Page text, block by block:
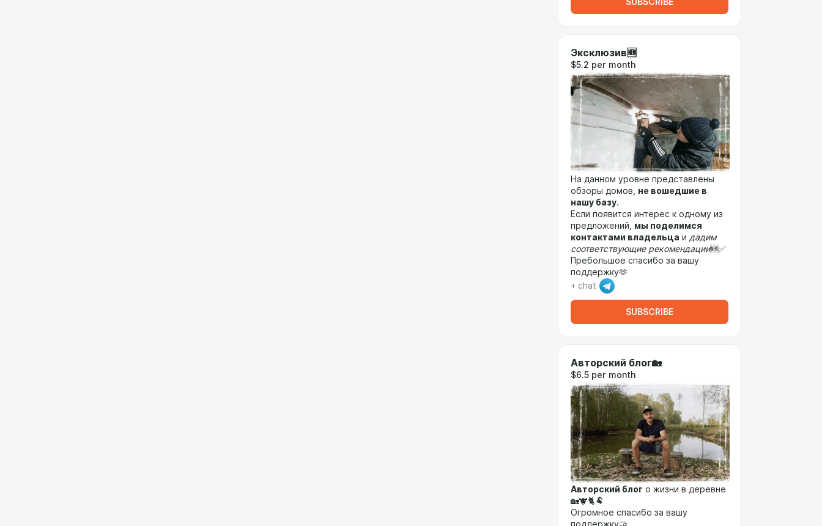
Эксклюзив🆕
$5.2 per month
На данном уровне представлены
обзоры домов, не вошедшие в
нашу базу.
Если появится интерес к одному из
предложений, мы поделимся
контактами владельца и дадим
соответствующие рекомендации🆕✅
Пребольшое спасибо за вашу
поддержку🫶
+ chat
SUBSCRIBE
Авторский блог🏡
$6.5 per month
Авторский блог о жизни в деревне
🏡🐮🐈🐏
Огромное спасибо за вашу